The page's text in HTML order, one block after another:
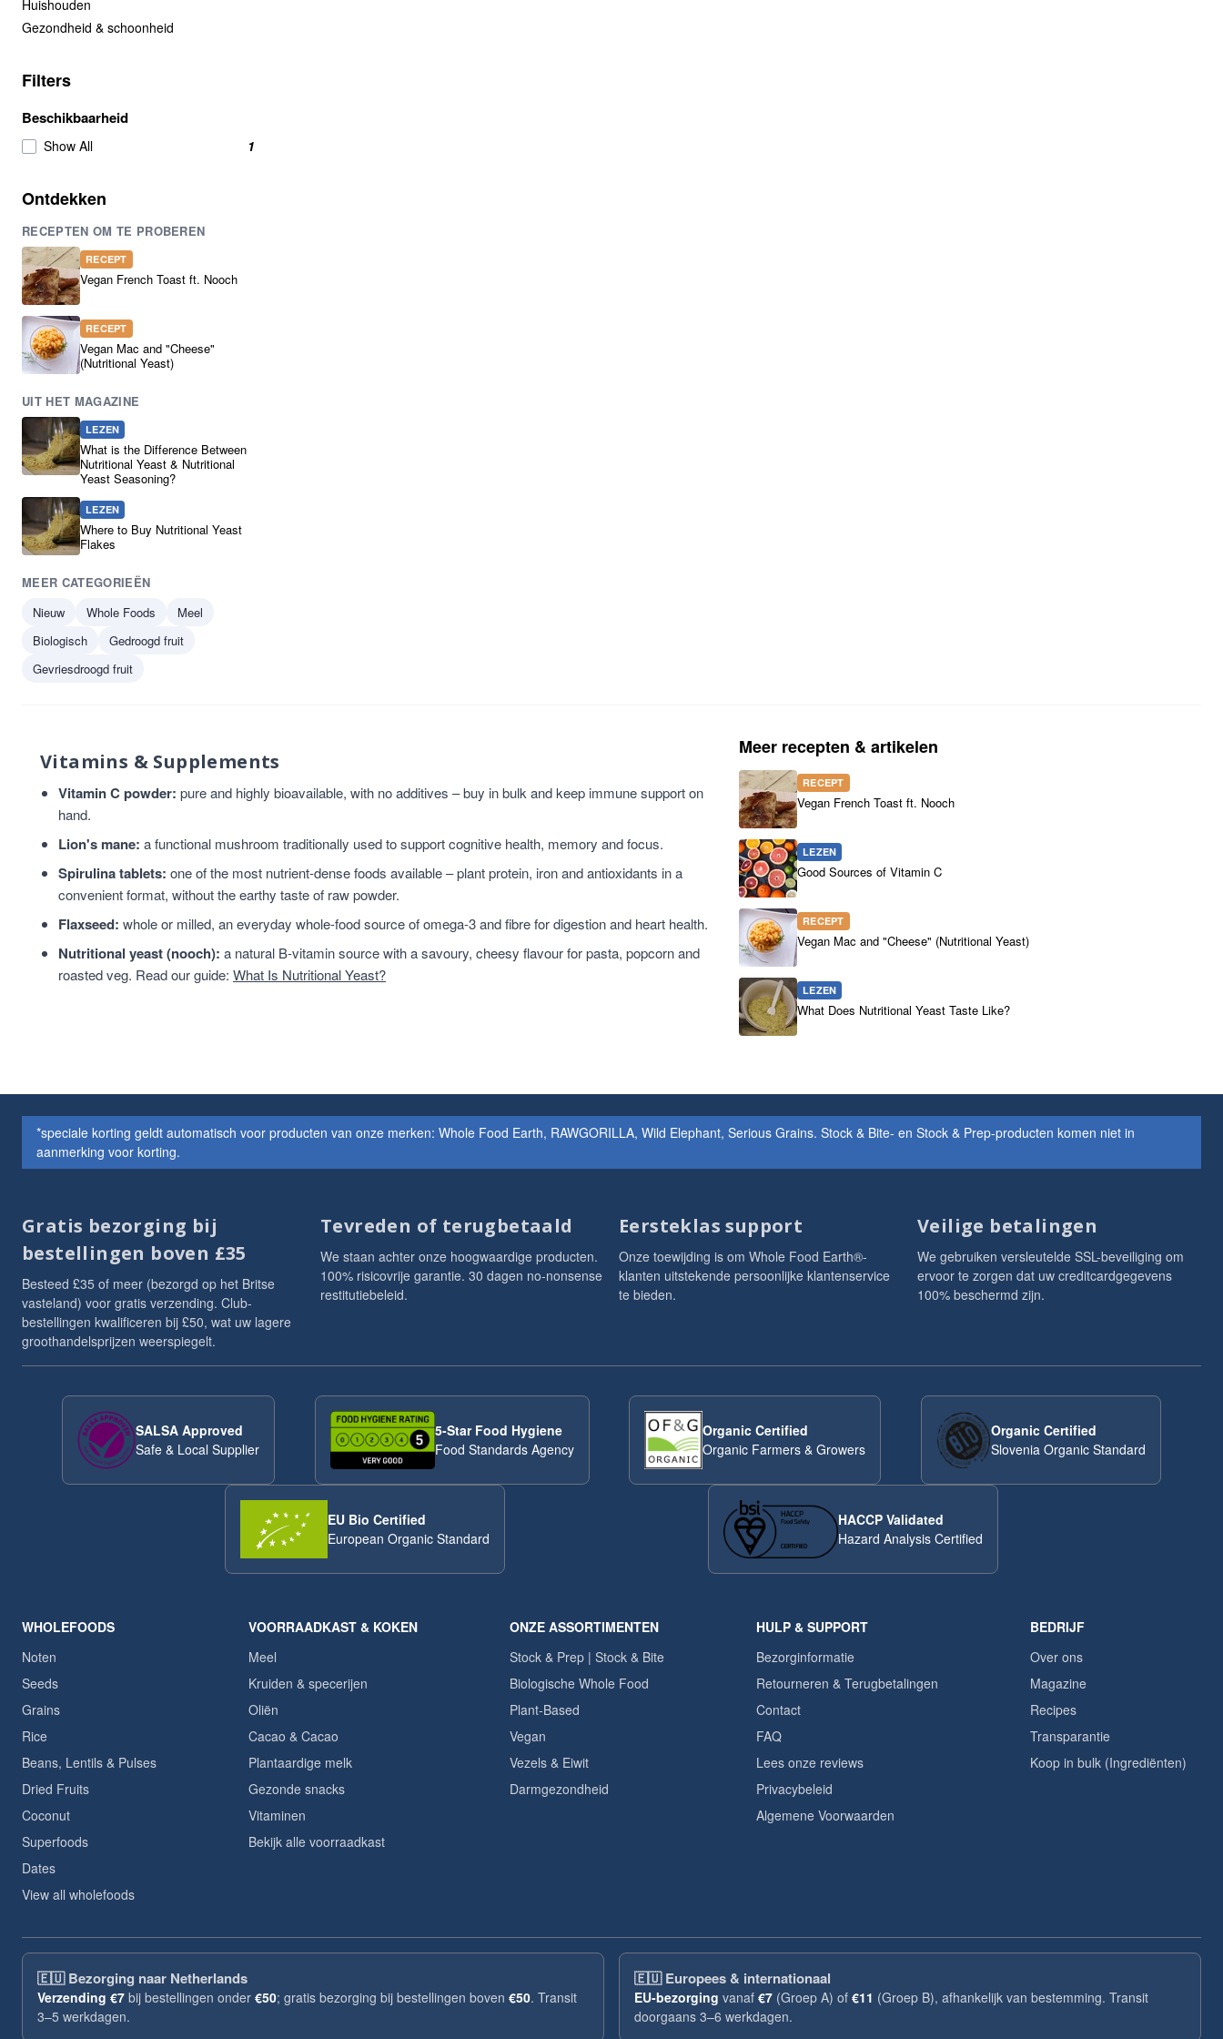
Huishouden
Gezondheid & schoonheid
Filters
Beschikbaarheid
Show All 1
Ontdekken
RECEPTEN OM TE PROBEREN
RECEPT
Vegan French Toast ft. Nooch
RECEPT
Vegan Mac and "Cheese"
(Nutritional Yeast)
UIT HET MAGAZINE
LEZEN
What is the Difference Between
Nutritional Yeast & Nutritional
Yeast Seasoning?
LEZEN
Where to Buy Nutritional Yeast
Flakes
MEER CATEGORIEËN
Nieuw
Whole Foods
Meel
Biologisch
Gedroogd fruit
Gevriesdroogd fruit
Vitamins & Supplements
Vitamin C powder: pure and highly bioavailable, with no additives – buy in bulk and keep immune support on
hand.
Lion's mane: a functional mushroom traditionally used to support cognitive health, memory and focus.
Spirulina tablets: one of the most nutrient-dense foods available – plant protein, iron and antioxidants in a
convenient format, without the earthy taste of raw powder.
Flaxseed: whole or milled, an everyday whole-food source of omega-3 and fibre for digestion and heart health.
Nutritional yeast (nooch): a natural B-vitamin source with a savoury, cheesy flavour for pasta, popcorn and
roasted veg. Read our guide: What Is Nutritional Yeast?
Meer recepten & artikelen
RECEPT
Vegan French Toast ft. Nooch
LEZEN
Good Sources of Vitamin C
RECEPT
Vegan Mac and "Cheese" (Nutritional Yeast)
LEZEN
What Does Nutritional Yeast Taste Like?
*speciale korting geldt automatisch voor producten van onze merken: Whole Food Earth, RAWGORILLA, Wild Elephant, Serious Grains. Stock & Bite- en Stock & Prep-producten komen niet in
aanmerking voor korting.
Gratis bezorging bij
bestellingen boven £35
Besteed £35 of meer (bezorgd op het Britse
vasteland) voor gratis verzending. Club-
bestellingen kwalificeren bij £50, wat uw lagere
groothandelsprijzen weerspiegelt.
Tevreden of terugbetaald
We staan achter onze hoogwaardige producten.
100% risicovrije garantie. 30 dagen no-nonsense
restitutiebeleid.
Eersteklas support
Onze toewijding is om Whole Food Earth®-
klanten uitstekende persoonlijke klantenservice
te bieden.
Veilige betalingen
We gebruiken versleutelde SSL-beveiliging om
ervoor te zorgen dat uw creditcardgegevens
100% beschermd zijn.
SALSA Approved
Safe & Local Supplier
5-Star Food Hygiene
Food Standards Agency
Organic Certified
Organic Farmers & Growers
Organic Certified
Slovenia Organic Standard
EU Bio Certified
European Organic Standard
HACCP Validated
Hazard Analysis Certified
WHOLEFOODS
Noten
Seeds
Grains
Rice
Beans, Lentils & Pulses
Dried Fruits
Coconut
Superfoods
Dates
View all wholefoods
VOORRAADKAST & KOKEN
Meel
Kruiden & specerijen
Oliën
Cacao & Cacao
Plantaardige melk
Gezonde snacks
Vitaminen
Bekijk alle voorraadkast
ONZE ASSORTIMENTEN
Stock & Prep | Stock & Bite
Biologische Whole Food
Plant-Based
Vegan
Vezels & Eiwit
Darmgezondheid
HULP & SUPPORT
Bezorginformatie
Retourneren & Terugbetalingen
Contact
FAQ
Lees onze reviews
Privacybeleid
Algemene Voorwaarden
BEDRIJF
Over ons
Magazine
Recipes
Transparantie
Koop in bulk (Ingrediënten)
🇪🇺Bezorging naar Netherlands
Verzending €7 bij bestellingen onder €50; gratis bezorging bij bestellingen boven €50. Transit
3–5 werkdagen.
🇪🇺Europees & internationaal
EU-bezorging vanaf €7 (Groep A) of €11 (Groep B), afhankelijk van bestemming. Transit
doorgaans 3–6 werkdagen.